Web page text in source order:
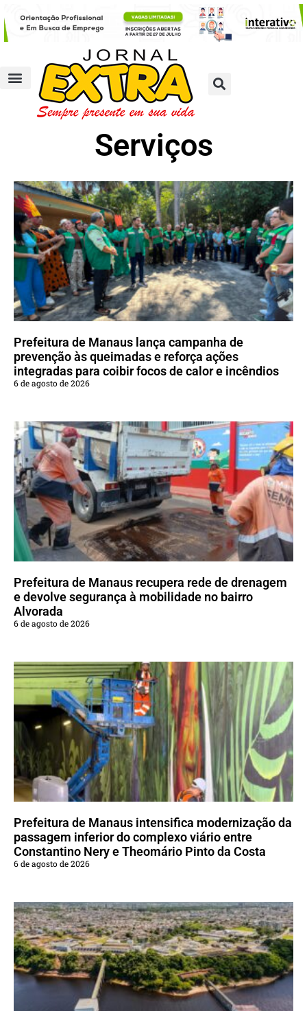
Serviços
Prefeitura de Manaus lança campanha de
prevenção às queimadas e reforça ações
integradas para coibir focos de calor e incêndios
6 de agosto de 2026
Prefeitura de Manaus recupera rede de drenagem
e devolve segurança à mobilidade no bairro
Alvorada
6 de agosto de 2026
Prefeitura de Manaus intensifica modernização da
passagem inferior do complexo viário entre
Constantino Nery e Theomário Pinto da Costa
6 de agosto de 2026